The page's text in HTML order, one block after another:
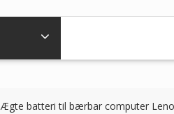
Ægte batteri til bærbar computer